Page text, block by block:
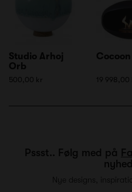
Studio Arhoj
Orb
500,00 kr 19 998,00
Pssst.. Følg med på
Nye designs,